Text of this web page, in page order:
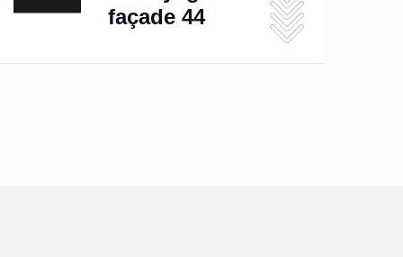
façade 44